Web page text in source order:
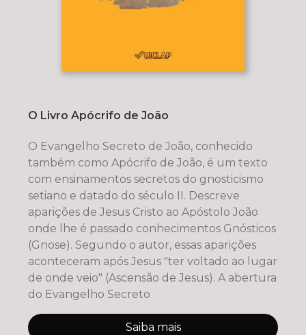
O Livro Apócrifo de João
O Evangelho Secreto de João, conhecido
também como Apócrifo de João, é um texto
com ensinamentos secretos do gnosticismo
setiano e datado do século II. Descreve
aparições de Jesus Cristo ao Apóstolo João
onde lhe é passado conhecimentos Gnósticos
(Gnose). Segundo o autor, essas aparições
aconteceram após Jesus "ter voltado ao lugar
de onde veio" (Ascensão de Jesus). A abertura
do Evangelho Secreto
Saiba mais